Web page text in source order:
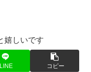
嬉しいです
LINE コピー